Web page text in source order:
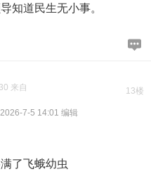
知道民生无小事。
13楼
来自
7-5 14:01 编辑
了飞蛾幼虫